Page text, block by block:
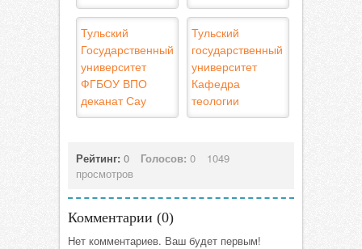
Тульский
Государственный
университет
ФГБОУ ВПО
деканат Сау
Тульский
государственный
университет
Кафедра
теологии
Рейтинг: 0 Голосов: 0
1049
просмотров
Комментарии (0)
Нет комментариев. Ваш будет первым!